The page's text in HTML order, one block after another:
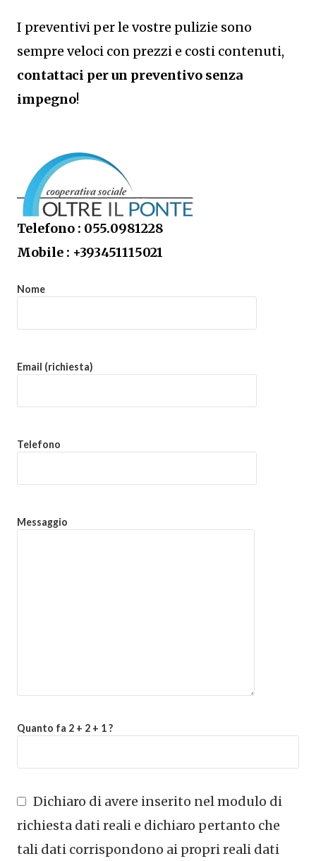
I preventivi per le vostre pulizie sono
sempre veloci con prezzi e costi contenuti,
contattaci per un preventivo senza
impegno!
Telefono : 055.0981228
Mobile : +393451115021
Nome
Email (richiesta)
Telefono
Messaggio
Quanto fa 2 + 2 + 1 ?
Dichiaro di avere inserito nel modulo di
richiesta dati reali e dichiaro pertanto che
tali dati corrispondono ai propri reali dati